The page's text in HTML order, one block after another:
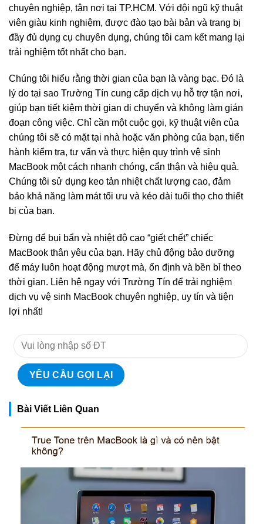
chuyên nghiệp, tận nơi tại TP.HCM. Với đội ngũ kỹ thuật
viên giàu kinh nghiệm, được đào tạo bài bản và trang bị
đầy đủ dụng cụ chuyên dụng, chúng tôi cam kết mang lại
trải nghiệm tốt nhất cho bạn.
Chúng tôi hiểu rằng thời gian của bạn là vàng bạc. Đó là
lý do tại sao Trường Tín cung cấp dịch vụ hỗ trợ tận nơi,
giúp bạn tiết kiệm thời gian di chuyển và không làm gián
đoạn công việc. Chỉ cần một cuộc gọi, kỹ thuật viên của
chúng tôi sẽ có mặt tại nhà hoặc văn phòng của bạn, tiến
hành kiểm tra, tư vấn và thực hiện quy trình vệ sinh
MacBook một cách nhanh chóng, cẩn thận và hiệu quả.
Chúng tôi sử dụng keo tản nhiệt chất lượng cao, đảm
bảo khả năng làm mát tối ưu và kéo dài tuổi thọ cho thiết
bị của bạn.
Đừng để bụi bẩn và nhiệt độ cao “giết chết” chiếc
MacBook thân yêu của bạn. Hãy chủ động bảo dưỡng
để máy luôn hoạt động mượt mà, ổn định và bền bỉ theo
thời gian. Liên hệ ngay với Trường Tín để trải nghiệm
dịch vụ vệ sinh MacBook chuyên nghiệp, uy tín và tiện
lợi nhất!
Bài Viết Liên Quan